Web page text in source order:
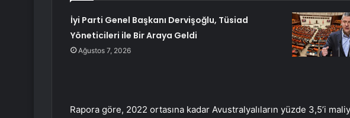
İyi Parti Genel Başkanı Dervişoğlu, Tüsiad
Yöneticileri ile Bir Araya Geldi
Ağustos 7, 2026
Rapora göre, 2022 ortasına kadar Avustralyalıların yüzde 3,5’i